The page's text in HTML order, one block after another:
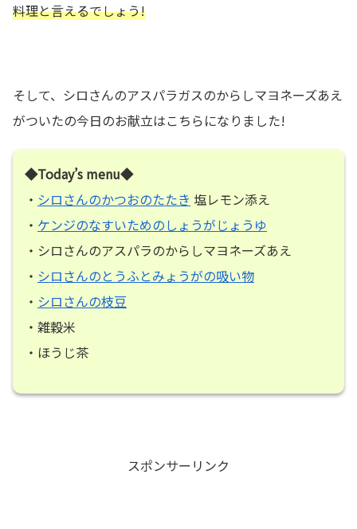
料理と言えるでしょう!
そして、シロさんのアスパラガスのからしマヨネーズあえ
がついたの今日のお献立はこちらになりました!
◆Today’s menu◆
・ シロさんのかつおのたたき 塩レモン添え
・ ケンジのなすいためのしょうがじょうゆ
・シロさんのアスパラのからしマヨネーズあえ
・ シロさんのとうふとみょうがの吸い物
・ シロさんの枝豆
・雑穀米
・ほうじ茶
スポンサーリンク